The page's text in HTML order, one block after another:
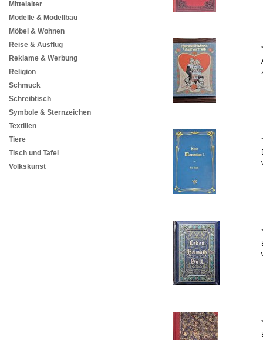
Mittelalter
Modelle & Modellbau
Möbel & Wohnen
Reise & Ausflug
Reklame & Werbung
Religion
Schmuck
Schreibtisch
Symbole & Sternzeichen
Textilien
Tiere
Tisch und Tafel
Volkskunst